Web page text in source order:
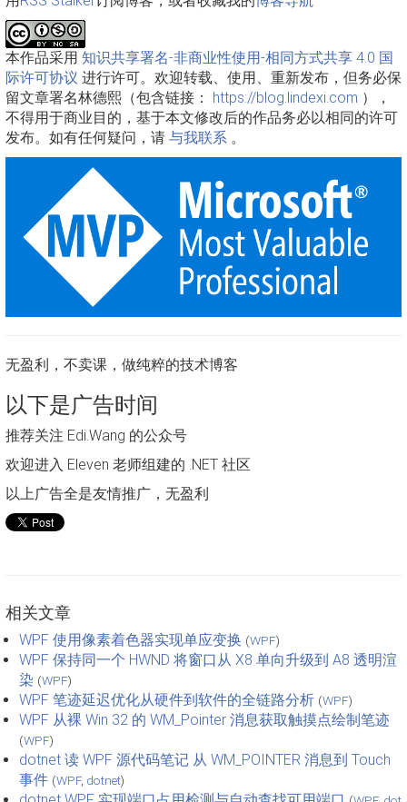
本作品采用 知识共享署名-非商业性使用-相同方式共享 4.0 国
际许可协议 进行许可。欢迎转载、使用、重新发布，但务必保
留文章署名林德熙（包含链接： https://blog.lindexi.com ），
不得用于商业目的，基于本文修改后的作品务必以相同的许可
发布。如有任何疑问，请 与我联系 。
无盈利，不卖课，做纯粹的技术博客
以下是广告时间
推荐关注 Edi.Wang 的公众号
欢迎进入 Eleven 老师组建的 .NET 社区
以上广告全是友情推广，无盈利
相关文章
WPF 使用像素着色器实现单应变换 (WPF)
WPF 保持同一个 HWND 将窗口从 X8 单向升级到 A8 透明渲
染 (WPF)
WPF 笔迹延迟优化从硬件到软件的全链路分析 (WPF)
WPF 从裸 Win 32 的 WM_Pointer 消息获取触摸点绘制笔迹
(WPF)
dotnet 读 WPF 源代码笔记 从 WM_POINTER 消息到 Touch
事件 (WPF, dotnet)